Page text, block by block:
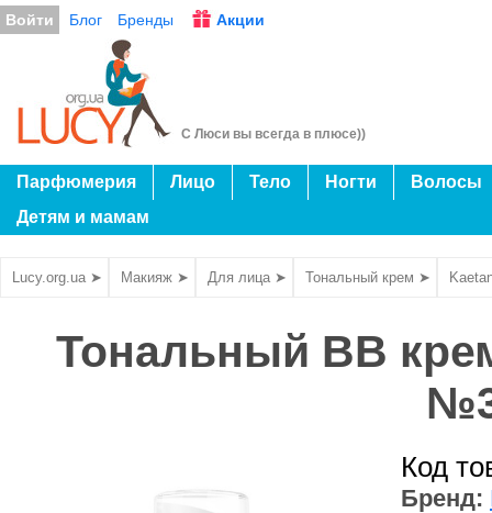
Войти Блог Бренды Акции
С Люси вы всегда в плюсе))
Парфюмерия Лицо Тело Ногти
Волосы
Детям и мамам
Lucy.org.ua ➤ Макияж ➤ Для лица ➤ Тональный крем ➤
Тональный BB
Код
Бренд: